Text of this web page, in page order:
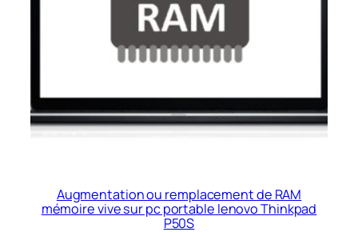
Augmentation ou remplacement de RAM
mémoire vive sur pc portable lenovo Thinkpad
P50S